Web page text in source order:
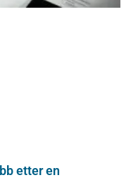
etter en